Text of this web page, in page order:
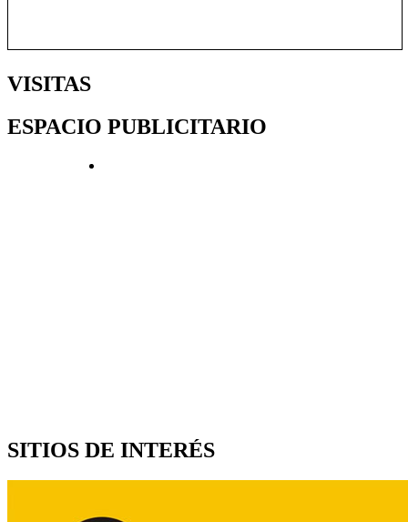
VISITAS
ESPACIO PUBLICITARIO
SITIOS DE INTERÉS